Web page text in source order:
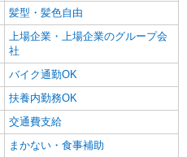
髪型・髪色自由
上場企業・上場企業のグループ会
社
バイク通勤OK
扶養内勤務OK
交通費支給
まかない・食事補助